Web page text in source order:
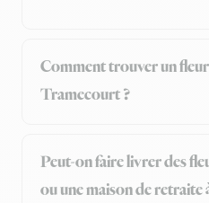
Comment trouver un
Tramecourt ?
Peut-on faire livrer des
ou une maison de